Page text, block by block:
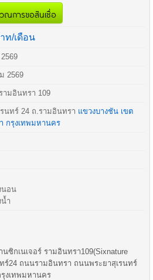
การขอสินเชื่อ
ท/เดือน
2569
ามอินทรา 109
นทร์ 24 ถ. รามอินทรา แขวงบางชัน เขต
กรุงเทพมหานคร
นอน
ำ
ซิกเนเจอร์ รามอินทรา109(Sixnature
ร์24 ถนนรามอินทรา ถนนพระยาสุเรนทร์
งเทพมหานคร